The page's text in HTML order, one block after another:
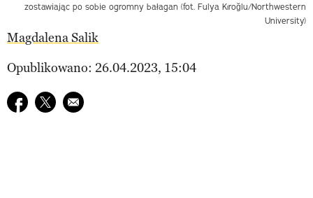
zostawiając po sobie ogromny bałagan (fot. Fulya Kıroğlu/Northwestern
University)
Magdalena Salik
Opublikowano: 26.04.2023, 15:04
Udostępnij na facebook
Udostępnij na twitter
E-mail do przyjaciela